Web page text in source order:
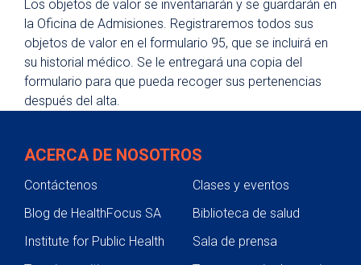
Los objetos de valor se inventariarán y se guardarán en
la Oficina de Admisiones. Registraremos todos sus
objetos de valor en el formulario 95, que se incluirá en
su historial médico. Se le entregará una copia del
formulario para que pueda recoger sus pertenencias
después del alta.
ACERCA DE NOSOTROS
Contáctenos
Clases y eventos
Blog de HealthFocus SA
Biblioteca de salud
Institute for Public Health
Sala de prensa